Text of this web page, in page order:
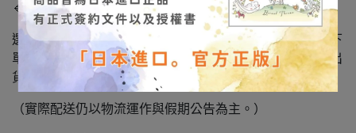
🔹 隔日到貨說明
選擇蝦皮「隔日到貨」的客人：請於 工作日 14:00 前完成下
單，即可於當天寄出。超過 14:00 → 將改為下一個工作天出
貨。
（實際配送仍以物流運作與假期公告為主。）